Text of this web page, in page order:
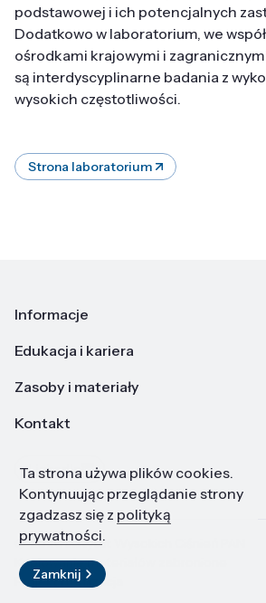
podstawowej i ich potencjalnych
Dodatkowo w laboratorium, we
ośrodkami krajowymi i
są interdyscyplinarne badania z
wysokich częstotliwości.
Strona laboratorium
Informacje
Edukacja i kariera
Zasoby i materiały
Kontakt
LinkedIn
© 2026 Instytut Wysokich Ciśnień PAN
Kopiowanie materiałów zabronione
Projekt i realizacja
Ta strona używa plików cookies.
Kontynuując przeglądanie strony
zgadzasz się z polityką
prywatności.
Zamknij